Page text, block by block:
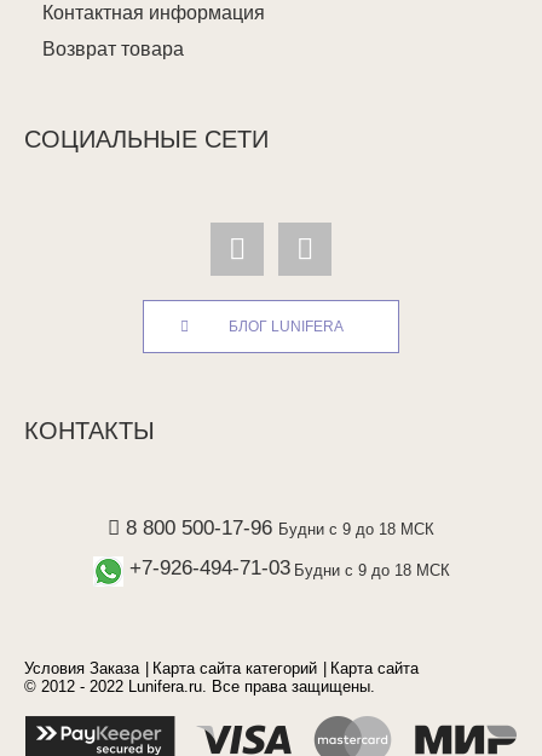
Контактная информация
Возврат товара
СОЦИАЛЬНЫЕ СЕТИ
БЛОГ LUNIFERA
КОНТАКТЫ
8 800 500-17-96 Будни с 9 до 18 МСК
+7-926-494-71-03 Будни с 9 до 18 МСК
Условия Заказа Карта сайта категорий
Карта сайта
© 2012 - 2022 Lunifera.ru. Все права защищены.